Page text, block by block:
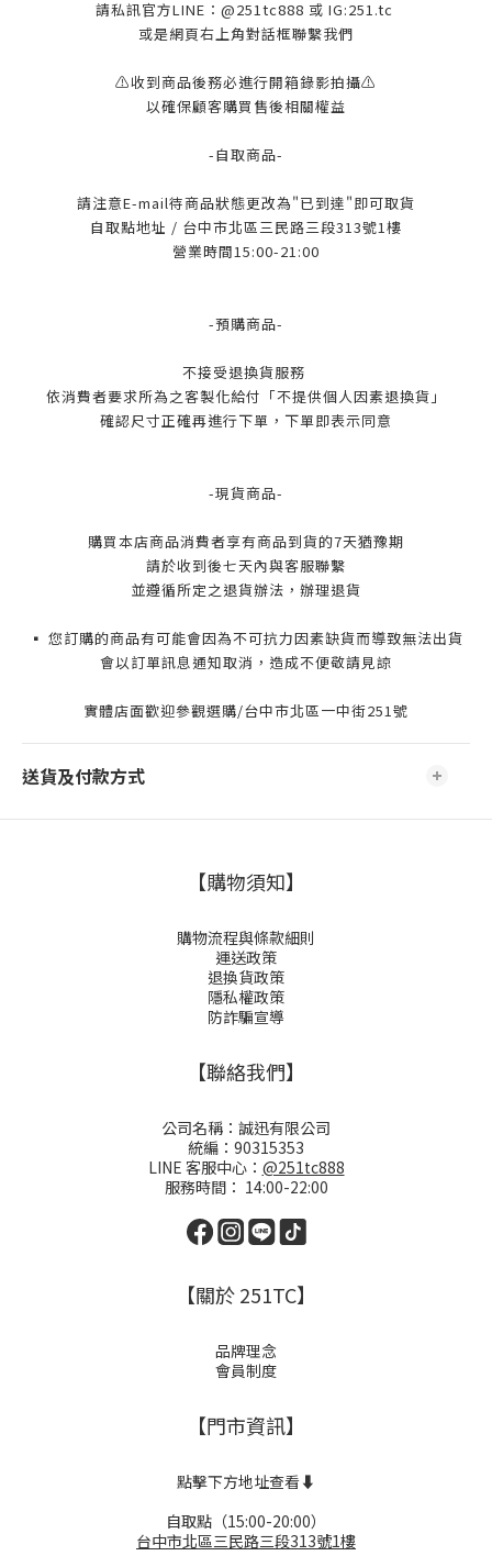
請私訊官方LINE：@251tc888 或 IG:251.tc
或是網頁右上角對話框聯繫我們
⚠️收到商品後務必進行開箱錄影拍攝⚠️
以確保顧客購買售後相關權益
-自取商品-
請注意E-mail待商品狀態更改為"已到達"即可取貨
自取點地址 / 台中市北區三民路三段313號1樓
營業時間15:00-21:00
-預購商品-
不接受退換貨服務
依消費者要求所為之客製化給付「不提供個人因素退換貨」
確認尺寸正確再進行下單，下單即表示同意
-現貨商品-
購買本店商品消費者享有商品到貨的7天猶豫期
請於收到後七天內與客服聯繫
並遵循所定之退貨辦法，辦理退貨
▪️ 您訂購的商品有可能會因為不可抗力因素缺貨而導致無法出貨
會以訂單訊息通知取消，造成不便敬請見諒
實體店面歡迎參觀選購/台中市北區一中街251號
送貨及付款方式
【購物須知】
購物流程與條款細則
運送政策
退換貨政策
隱私權政策
防詐騙宣導
【聯絡我們】
公司名稱：誠迅有限公司
統編：90315353
LINE 客服中心： @251tc888
服務時間： 14:00-22:00
【關於 251TC】
品牌理念
會員制度
【門市資訊】
點擊下方地址查看⬇️
自取點（15:00-20:00）
台中市北區三民路三段313號1樓